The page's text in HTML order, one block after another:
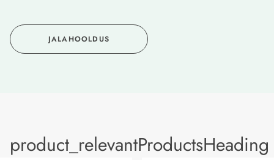
JALAHOOLDUS
product_relevantProductsHeading